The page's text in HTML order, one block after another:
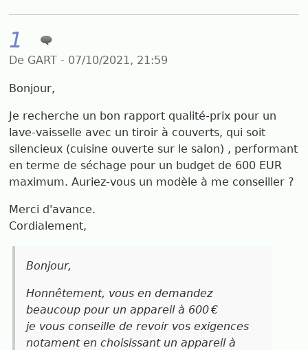
1
De GART - 07/10/2021, 21:59
Bonjour,
Je recherche un bon rapport qualité-prix pour un
lave-vaisselle avec un tiroir à couverts, qui soit
silencieux (cuisine ouverte sur le salon) , performant
en terme de séchage pour un budget de 600 EUR
maximum. Auriez-vous un modèle à me conseiller ?
Merci d'avance.
Cordialement,
Bonjour,
Honnêtement, vous en demandez
beaucoup pour un appareil à 600 €
je vous conseille de revoir vos exigences
notament en choisissant un appareil à